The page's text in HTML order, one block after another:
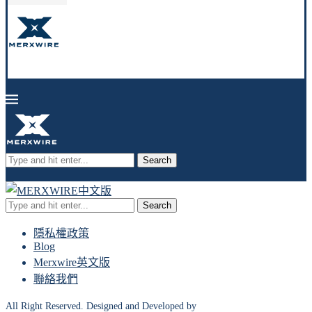
Search
Search
隱私權政策
Blog
Merxwire英文版
聯絡我們
All Right Reserved. Designed and Developed by